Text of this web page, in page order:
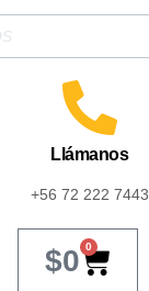
Llámanos
+56 72 222 7443
$0 0